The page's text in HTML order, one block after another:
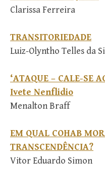
Clarissa Ferreira
TRANSITORIEDADE
Luiz-Olyntho Telles da
‘ATAQUE – CALE-SE
Ivete Nenflidio
Menalton Braff
EM QUAL COHAB
TRANSCENDÊNCIA?
Vitor Eduardo Simon